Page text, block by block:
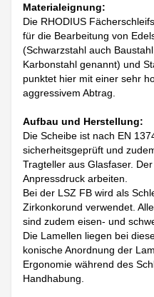
Materialeignung:
Die RHODIUS
für die Bearbeitung von
(Schwarzstahl auch
Karbonstahl genannt) und
punktet hier mit einer sehr
aggressivem Abtrag.
Aufbau und Herstellung:
Die Scheibe ist nach EN
sicherheitsgeprüft und
Tragteller aus Glasfaser.
Anpressdruck arbeiten.
Bei der LSZ FB wird als
Zirkonkorund verwendet.
sind zudem eisen- und
Die Lamellen liegen bei
konische Anordnung der
Ergonomie während des
Handhabung.